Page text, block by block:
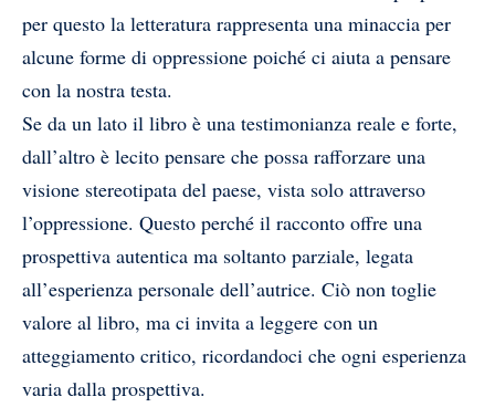
per questo la letteratura rappresenta una minaccia per
alcune forme di oppressione poiché ci aiuta a pensare
con la nostra testa.
Se da un lato il libro è una testimonianza reale e forte,
dall’altro è lecito pensare che possa rafforzare una
visione stereotipata del paese, vista solo attraverso
l’oppressione. Questo perché il racconto offre una
prospettiva autentica ma soltanto parziale, legata
all’esperienza personale dell’autrice. Ciò non toglie
valore al libro, ma ci invita a leggere con un
atteggiamento critico, ricordandoci che ogni esperienza
varia dalla prospettiva.